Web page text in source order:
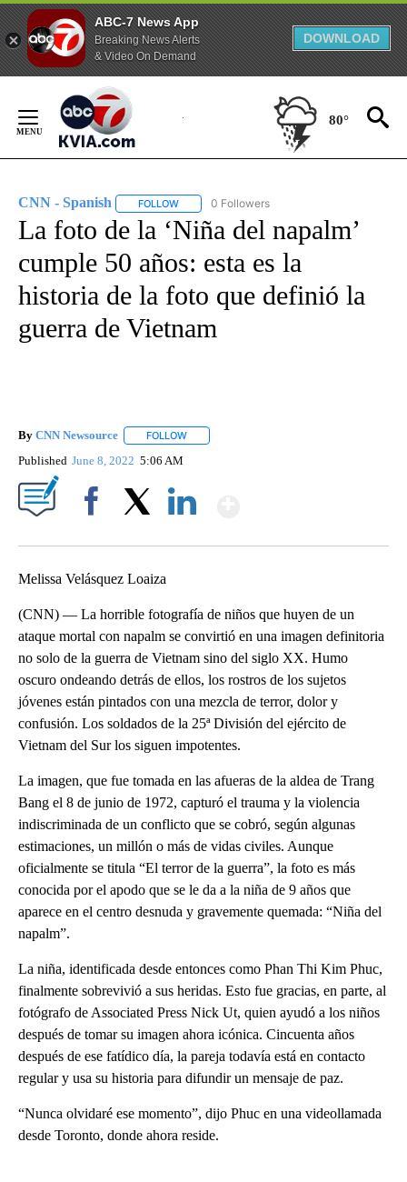
ABC-7 News App
Breaking News Alerts
& Video On Demand
DOWNLOAD
Content
80°
CNN - Spanish FOLLOW FOLLOW "CNN - SPANISH" TO RECEIVE
0 Followers
La foto de la ‘Niña del napalm’
cumple 50 años: esta es la
historia de la foto que definió la
guerra de Vietnam
By CNN Newsource FOLLOW
Published June 8, 2022 5:06 AM
Melissa Velásquez Loaiza
(CNN) — La horrible fotografía de niños que huyen de un
ataque mortal con napalm se convirtió en una imagen definitoria
no solo de la guerra de Vietnam sino del siglo XX. Humo
oscuro ondeando detrás de ellos, los rostros de los sujetos
jóvenes están pintados con una mezcla de terror, dolor y
confusión. Los soldados de la 25ª División del ejército de
Vietnam del Sur los siguen impotentes.
La imagen, que fue tomada en las afueras de la aldea de Trang
Bang el 8 de junio de 1972, capturó el trauma y la violencia
indiscriminada de un conflicto que se cobró, según algunas
estimaciones, un millón o más de vidas civiles. Aunque
oficialmente se titula “El terror de la guerra”, la foto es más
conocida por el apodo que se le da a la niña de 9 años que
aparece en el centro desnuda y gravemente quemada: “Niña del
napalm”.
La niña, identificada desde entonces como Phan Thi Kim Phuc,
finalmente sobrevivió a sus heridas. Esto fue gracias, en parte, al
fotógrafo de Associated Press Nick Ut, quien ayudó a los niños
después de tomar su imagen ahora icónica. Cincuenta años
después de ese fatídico día, la pareja todavía está en contacto
regular y usa su historia para difundir un mensaje de paz.
“Nunca olvidaré ese momento”, dijo Phuc en una videollamada
desde Toronto, donde ahora reside.